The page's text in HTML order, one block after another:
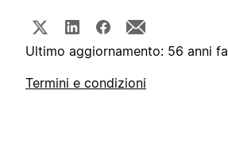
Ultimo aggiornamento: 56 anni fa
Termini e condizioni